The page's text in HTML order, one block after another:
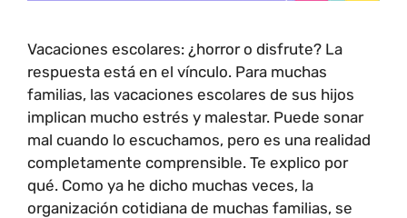
Vacaciones escolares: ¿horror o disfrute? La
respuesta está en el vínculo. Para muchas
familias, las vacaciones escolares de sus hijos
implican mucho estrés y malestar. Puede sonar
mal cuando lo escuchamos, pero es una realidad
completamente comprensible. Te explico por
qué. Como ya he dicho muchas veces, la
organización cotidiana de muchas familias, se